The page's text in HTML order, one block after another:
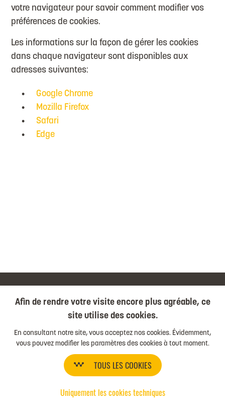
votre navigateur pour savoir comment modifier vos
préférences de cookies.
Les informations sur la façon de gérer les cookies
dans chaque navigateur sont disponibles aux
adresses suivantes:
Google Chrome
Mozilla Firefox
Safari
Edge
LES 4 PACKS
Boost
Impulse
Perform
Afin de rendre votre visite encore plus agréable, ce
site utilise des cookies.
En consultant notre site, vous acceptez nos cookies. Évidemment,
vous pouvez modifier les paramètres des cookies à tout moment.
TOUS LES COOKIES
Uniquement les cookies techniques